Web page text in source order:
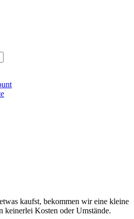
kaufst, bekommen wir eine kleine
keinerlei Kosten oder Umstände.